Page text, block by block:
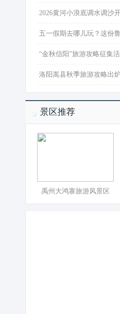
·2026黄河小浪底调水调沙
·五一假期去哪儿玩？这份
·“金秋信阳”旅游攻略征集
·洛阳嵩县秋季旅游攻略出
景区推荐
禹州大鸿寨旅游风景区